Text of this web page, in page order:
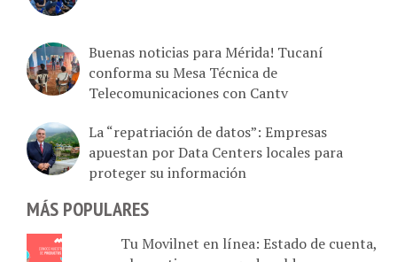
Buenas noticias para Mérida! Tucaní
conforma su Mesa Técnica de
Telecomunicaciones con Cantv
La “repatriación de datos”: Empresas
apuestan por Data Centers locales para
proteger su información
MÁS POPULARES
Tu Movilnet en línea: Estado de cuenta,